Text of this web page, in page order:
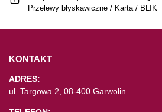
Przelewy błyskawiczne / Karta / BLIK
KONTAKT
ADRES:
ul. Targowa 2, 08-400 Garwolin